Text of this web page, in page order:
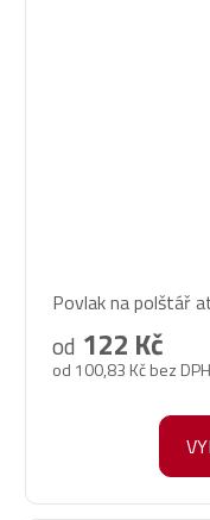
Povlak na polštář
od 100,83 Kč bez DPH
od 122 Kč